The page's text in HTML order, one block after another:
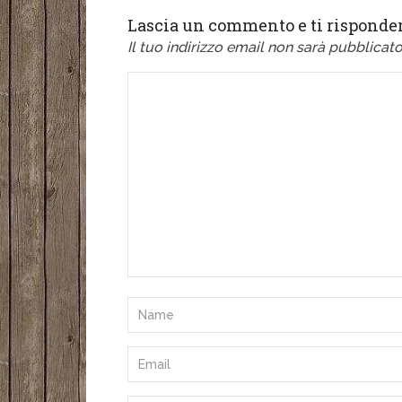
Lascia un commento e ti
Il tuo indirizzo email non sarà